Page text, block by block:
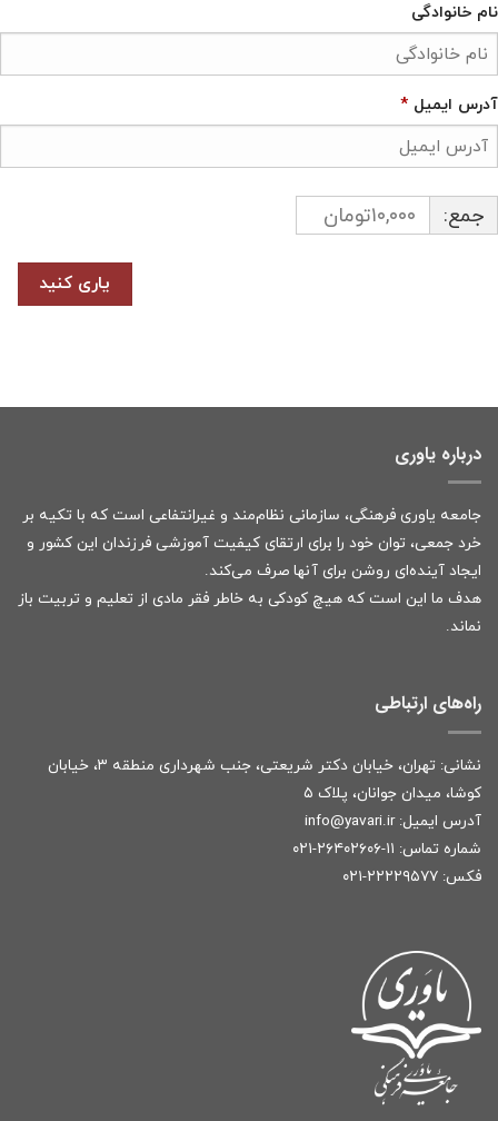
نام خانوادگی
آدرس ایمیل *
جمع:
درباره یاوری
جامعه یاوری فرهنگی، سازمانی نظام‌مند و غیرانتفاعی است که با تکیه بر
خرد جمعی، توان خود را برای ارتقای کیفیت آموزشی فرزندان این کشور و
ایجاد آینده‌ای روشن برای آنها صرف می‌کند.
هدف ما این است که هیچ کودکی به خاطر فقر مادی از تعلیم و تربیت باز
نماند.
راه‌های ارتباطی
نشانی: تهران، خیابان دکتر شریعتی، جنب شهرداری منطقه ۳، خیابان
کوشا، میدان جوانان، پلاک ۵
آدرس ایمیل: info@yavari.ir
شماره تماس: ۱۱-۲۶۴۰۲۶۰۶-۰۲۱
فکس: ۲۲۲۲۹۵۷۷-۰۲۱